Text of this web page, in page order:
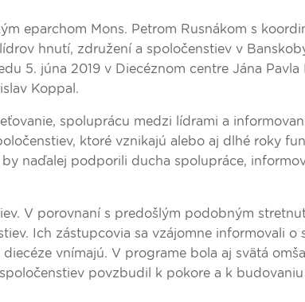
eparchom Mons. Petrom Rusnákom s
hnutí, združení a spoločenstiev v
5. júna 2019 v Diecéznom centre Jána Pavla
Koppal.
spoluprácu medzi lídrami a
ktoré vznikajú alebo aj dlhé roky
naďalej podporili ducha spolupráce,
V porovnaní s predošlým podobným
Ich zástupcovia sa vzájomne informovali o
vnímajú. V programe bola aj svätá
povzbudil k pokore a k budovaniu